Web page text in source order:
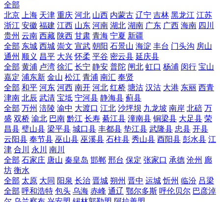
全部
北京
上海 天津 重庆 河北 山西 内蒙古 辽宁 吉林 黑龙江 江苏
浙江 安徽 福建 江西 山东 河南 湖北 湖南 广东 广西 海南 四川
贵州 云南 西藏 陕西 甘肃 青海 宁夏 新疆
全部 东城 西城 崇文 宣武 朝阳 石景山 海淀 丰台 门头沟 房山
通州 顺义 昌平 大兴 怀柔 平谷 密云县 延庆县
全部 黄浦 卢湾 徐汇 长宁 静安 普陀 闸北 虹口 杨浦 闵行 宝山
嘉定 浦东新 金山 松江 青浦 南汇 奉贤
全部 和平 河东 河西 南开 河北 红桥 塘沽 汉沽 大港 东丽 西青
津南 北辰 武清 宝坻 宁河县 静海县 蓟县
全部 万州 涪陵 渝中 大渡口 江北 沙坪坝 九龙坡 南岸 北碚 万
盛 双桥 渝北 巴南 黔江 长寿 綦江县 潼南县 铜梁县 大足县 荣
昌县 璧山县 梁平县 城口县 丰都县 垫江县 武隆县 忠县 开县
云阳县 奉节县 巫山县 巫溪县 石柱县 秀山县 酉阳县 彭水县 江
津 合川 永川
南川
全部 石家庄 唐山 秦皇岛 邯郸 邢台 保定 张家口 承德 沧州 廊
坊 衡水
全部 太原 大同 阳泉 长治 晋城 朔州 晋中 运城 忻州 临汾 吕梁
全部 呼和浩特 包头 乌海 赤峰 通辽 鄂尔多斯 呼伦贝尔 巴彦淖